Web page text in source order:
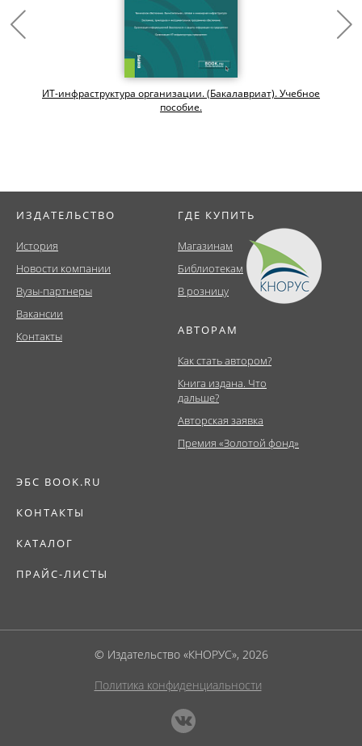
ИТ-инфраструктура организации. (Бакалавриат). Учебное
пособие.
ИЗДАТЕЛЬСТВО
История
Новости компании
Вузы-партнеры
Вакансии
Контакты
ГДЕ КУПИТЬ
Магазинам
Библиотекам
В розницу
АВТОРАМ
Как стать автором?
Книга издана. Что
дальше?
Авторская заявка
Премия «Золотой фонд»
ЭБС BOOK.RU
КОНТАКТЫ
КАТАЛОГ
ПРАЙС-ЛИСТЫ
© Издательство «КНОРУС», 2026
Политика конфиденциальности